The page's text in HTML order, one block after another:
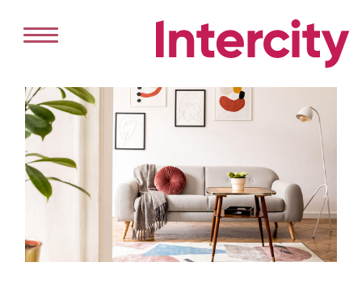
HOME
DIENSTLEISTUNGEN
VERKAUF
VERMIETUNG
PROJEKTENTWICKLUNG
ANGEBOT